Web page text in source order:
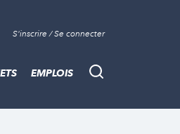
S'inscrire / Se connecter
Recherche
EMPLOIS